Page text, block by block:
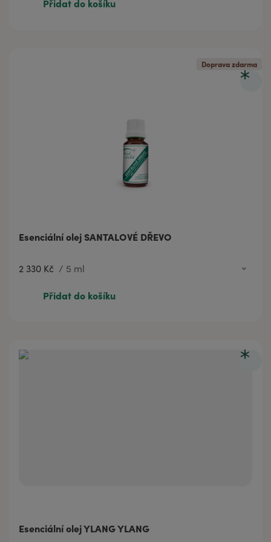
Přidat do košíku
Doprava zdarma
Esenciální olej SANTALOVÉ DŘEVO
2 330 Kč / 5 ml
Přidat do košíku
Esenciální olej YLANG YLANG